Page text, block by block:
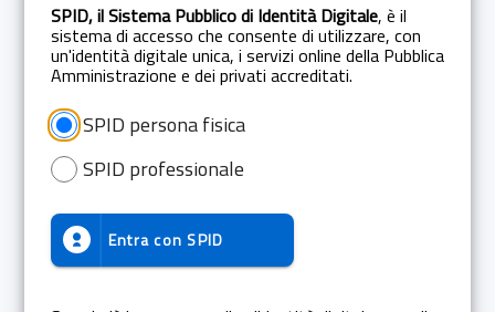
SPID, il Sistema Pubblico di Identità Digitale, è il
sistema di accesso che consente di utilizzare, con
un'identità digitale unica, i servizi online della Pubblica
Amministrazione e dei privati accreditati.
SPID persona fisica
SPID professionale
Entra con SPID